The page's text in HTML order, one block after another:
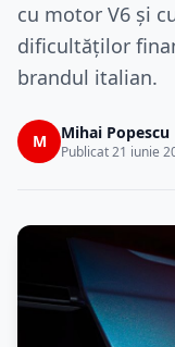
cu motor V6 și
dificultăților
brandul italian.
M Mihai Popescu
Publicat 21 iunie